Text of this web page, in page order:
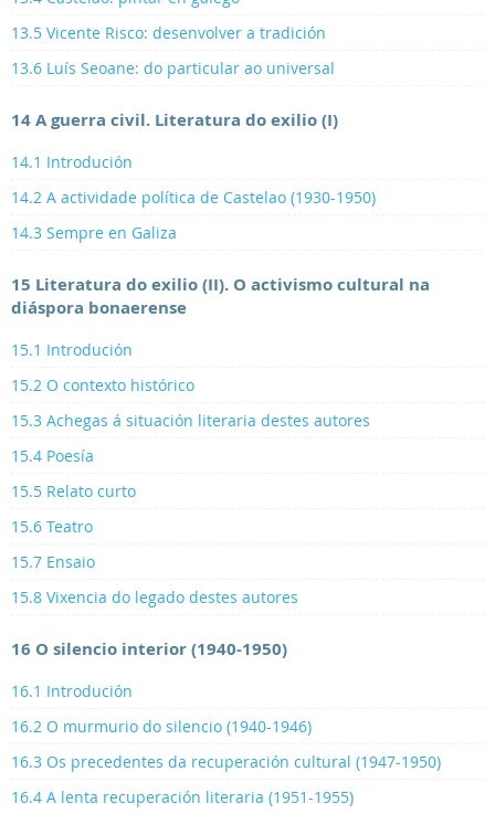
13.5 Vicente Risco: desenvolver a tradición
13.6 Luís Seoane: do particular ao universal
14 A guerra civil. Literatura do exilio (I)
14.1 Introdución
14.2 A actividade política de Castelao (1930-1950)
14.3 Sempre en Galiza
15 Literatura do exilio (II). O activismo cultural na
diáspora bonaerense
15.1 Introdución
15.2 O contexto histórico
15.3 Achegas á situación literaria destes autores
15.4 Poesía
15.5 Relato curto
15.6 Teatro
15.7 Ensaio
15.8 Vixencia do legado destes autores
16 O silencio interior (1940-1950)
16.1 Introdución
16.2 O murmurio do silencio (1940-1946)
16.3 Os precedentes da recuperación cultural (1947-1950)
16.4 A lenta recuperación literaria (1951-1955)